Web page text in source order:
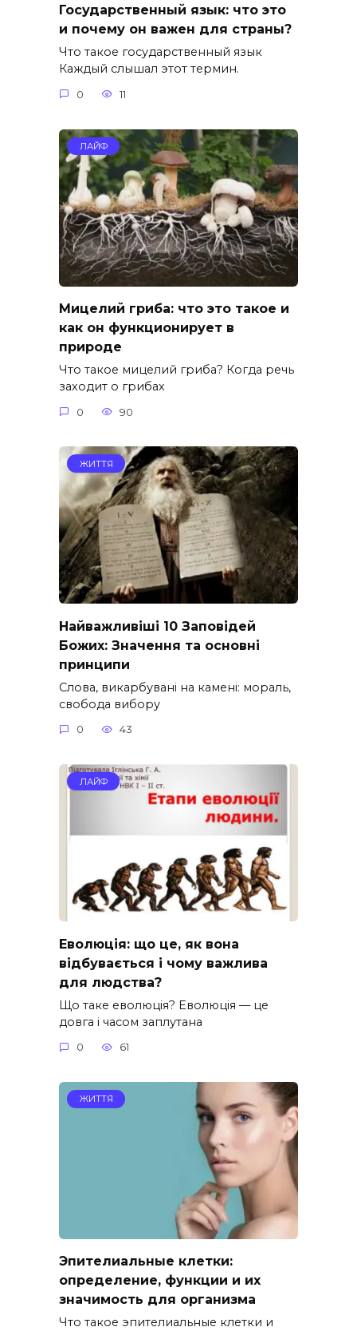
Государственный язык: что это
и почему он важен для страны?
Что такое государственный язык
Каждый слышал этот термин.
0 11
ЛАЙФ
Мицелий гриба: что это такое и
как он функционирует в
природе
Что такое мицелий гриба? Когда речь
заходит о грибах
0 90
ЖИТТЯ
Найважливіші 10 Заповідей
Божих: Значення та основні
принципи
Слова, викарбувані на камені: мораль,
свобода вибору
0 43
ЛАЙФ
Еволюція: що це, як вона
відбувається і чому важлива
для людства?
Що таке еволюція? Еволюція — це
довга і часом заплутана
0 61
ЖИТТЯ
Эпителиальные клетки:
определение, функции и их
значимость для организма
Что такое эпителиальные клетки и